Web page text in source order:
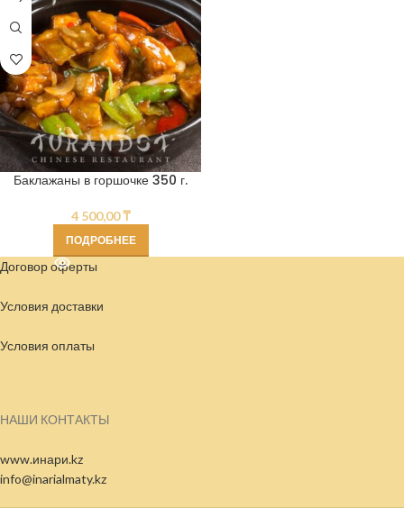
Баклажаны в горшочке 350 г.
4 500,00₸
ПОДРОБНЕЕ
Договор оферты
Условия доставки
Условия оплаты
НАШИ КОНТАКТЫ
www.инари.kz
info@inarialmaty.kz